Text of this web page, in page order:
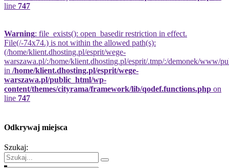
line 747
Warning: file_exists(): open_basedir restriction in effect.
File(/-74x74.) is not within the allowed path(s):
(/home/klient.dhosting.pl/esprit/wege-
warszawa.pl/:/home/klient.dhosting.pl/esprit/.tmp/:/demonek/www/
in /home/klient.dhosting.pl/esprit/wege-
warszawa.pl/public_html/wp-
content/themes/cityrama/framework/lib/qodef.functions.php on
line 747
Odkrywaj miejsca
Szukaj: